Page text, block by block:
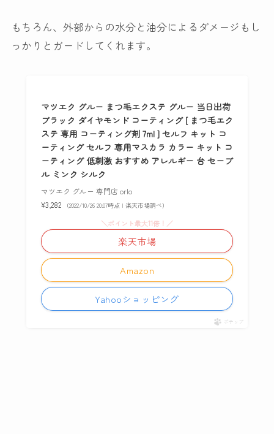
もちろん、外部からの水分と油分によるダメージもし
っかりとガードしてくれます。
マツエク グルー まつ毛エクステ グルー 当日出荷
ブラック ダイヤモンド コーティング [ まつ毛エク
ステ 専用 コーティング剤 7ml ] セルフ キット コ
ーティング セルフ 専用マスカラ カラー キット コ
ーティング 低刺激 おすすめ アレルギー 台 セーブ
ル ミンク シルク
マツエク グルー 専門店 orlo
¥3,282
（2022/10/26 20:07時点 | 楽天市場調べ）
Amazon
＼ポイント最大11倍！／
楽天市場
Yahooショッピング
ポチップ